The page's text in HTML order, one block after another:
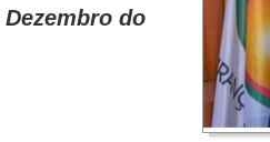
Dezembro do